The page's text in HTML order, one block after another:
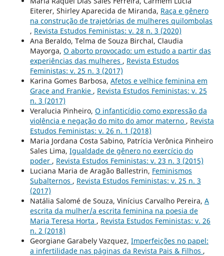
Eiterer, Shirley Aparecida de Miranda, Raça e gênero
na construção de trajetórias de mulheres quilombolas
, Revista Estudos Feministas: v. 28 n. 3 (2020)
Ana Beraldo, Telma de Souza Birchal, Claudia
Mayorga, O aborto provocado: um estudo a partir das
experiências das mulheres , Revista Estudos
Feministas: v. 25 n. 3 (2017)
Karina Gomes Barbosa, Afetos e velhice feminina em
Grace and Frankie , Revista Estudos Feministas: v. 25
n. 3 (2017)
Veralucia Pinheiro, O infanticídio como expressão da
violência e negação do mito do amor materno , Revista
Estudos Feministas: v. 26 n. 1 (2018)
Maria Jordana Costa Sabino, Patrícia Verônica Pinheiro
Sales Lima, Igualdade de gênero no exercício do
poder , Revista Estudos Feministas: v. 23 n. 3 (2015)
Luciana Maria de Aragão Ballestrin, Feminismos
Subalternos , Revista Estudos Feministas: v. 25 n. 3
(2017)
Natália Salomé de Souza, Vinícius Carvalho Pereira, A
escrita da mulher/a escrita feminina na poesia de
Maria Teresa Horta , Revista Estudos Feministas: v. 26
n. 2 (2018)
Georgiane Garabely Vazquez, Imperfeições no papel:
a infertilidade nas páginas da Revista Pais & Filhos ,